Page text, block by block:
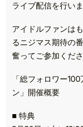
ライブ配信を行いま
アイドルファンは
るニジマス期待の
奮ってご参加くださ
「総フォロワー
ン」開催概要
■ 特典